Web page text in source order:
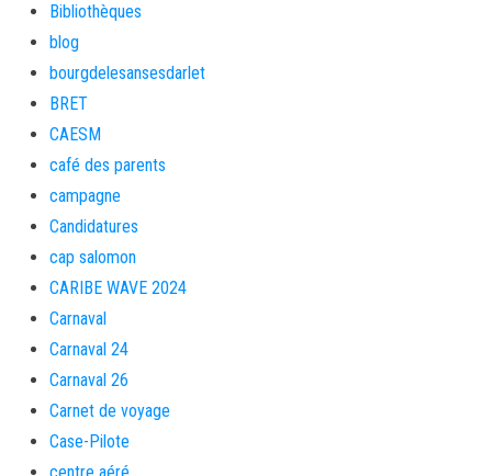
Bibliothèques
blog
bourgdelesansesdarlet
BRET
CAESM
café des parents
campagne
Candidatures
cap salomon
CARIBE WAVE 2024
Carnaval
Carnaval 24
Carnaval 26
Carnet de voyage
Case-Pilote